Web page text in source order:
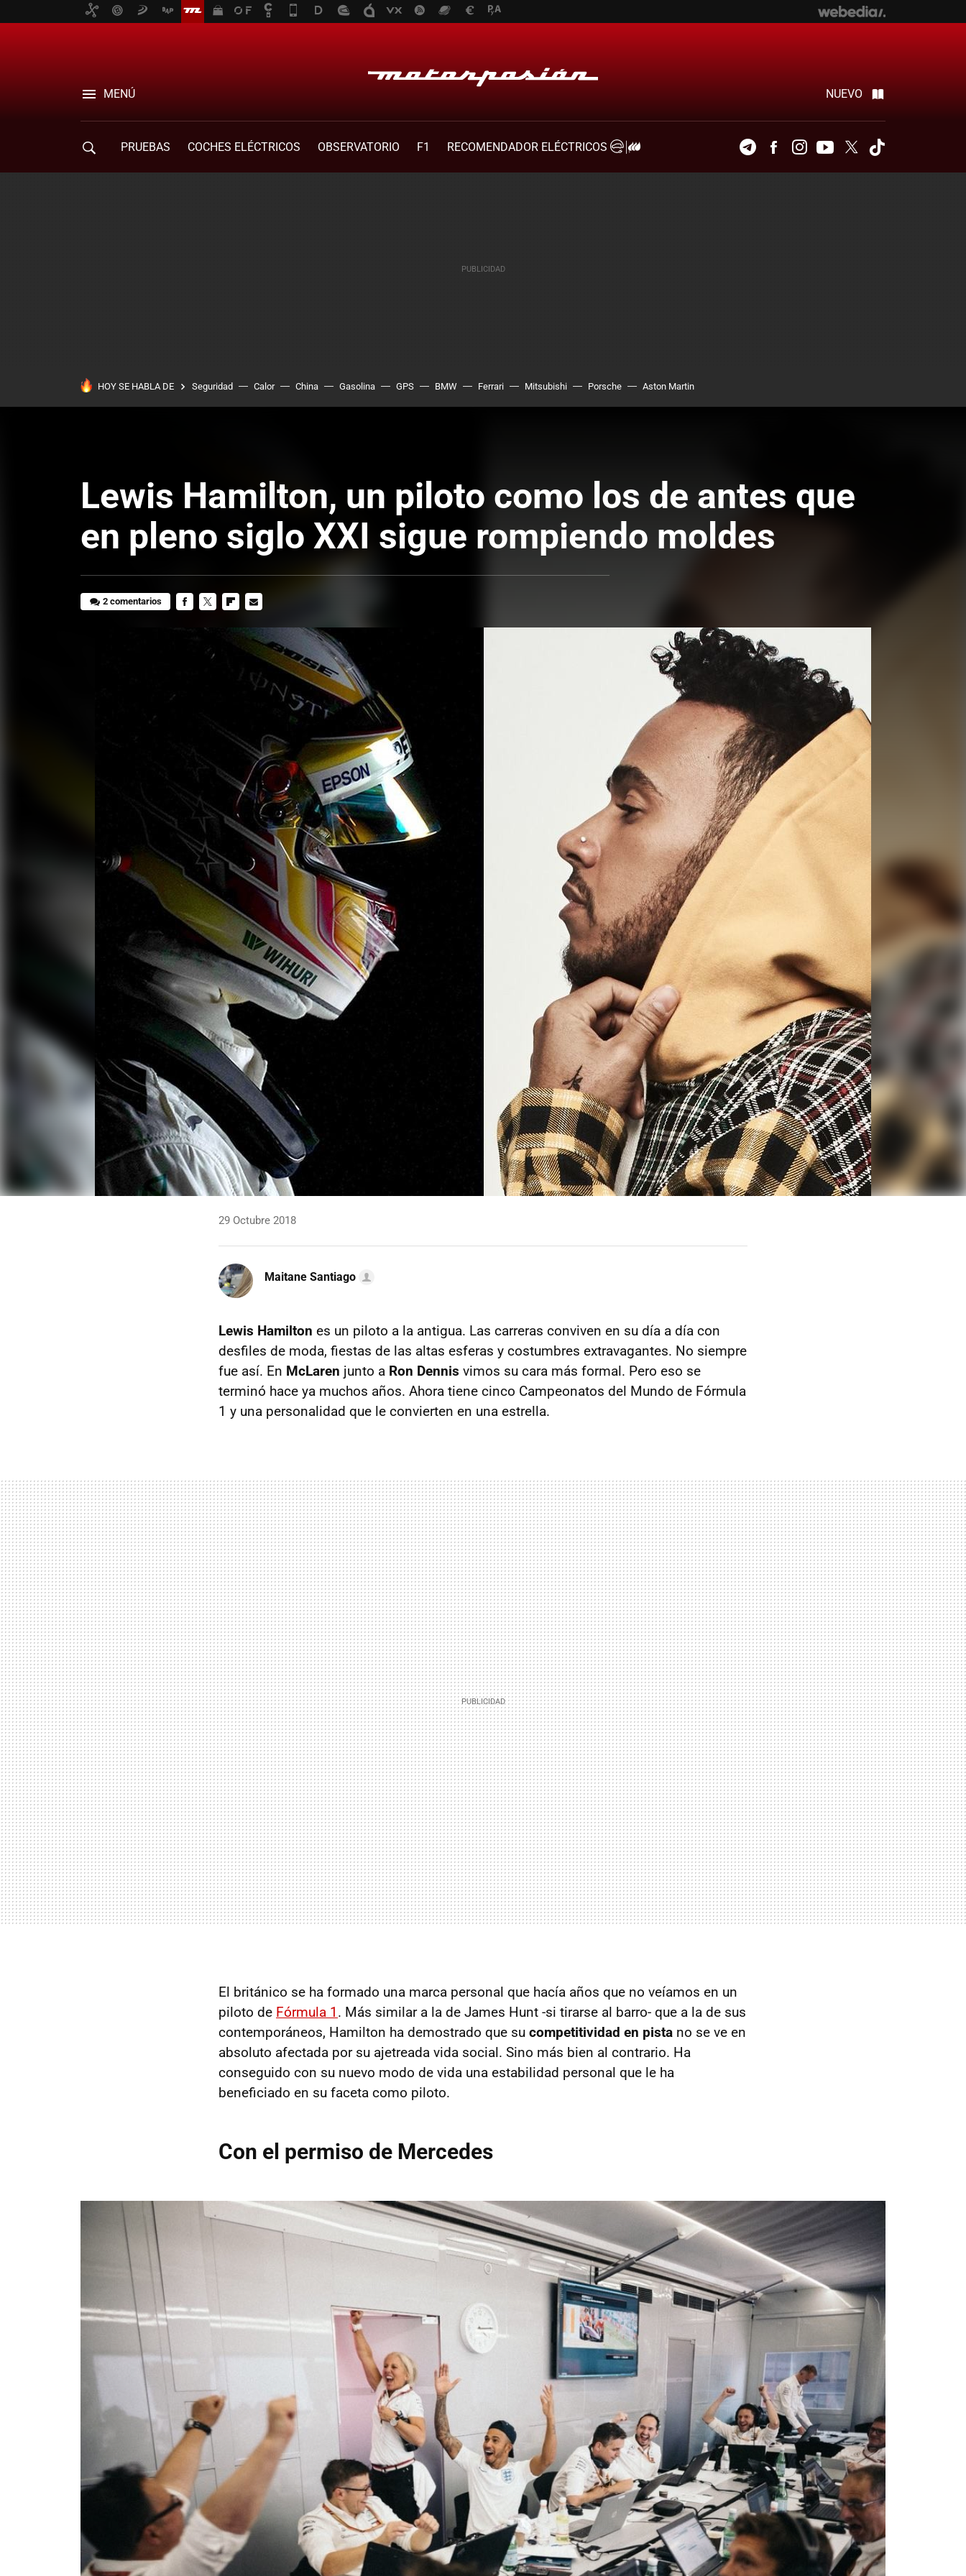
MENÚ NUEVO
PRUEBAS COCHES ELÉCTRICOS OBSERVATORIO F1
RECOMENDADOR ELÉCTRICOS
TelegramFacebookInstagramYoutubeTwitter
HOY SE HABLA DE Seguridad Calor China Gasolina GPS BMW Ferrari Mitsubishi Porsche Aston Martin
Lewis Hamilton, un piloto como los de antes que
en pleno siglo XXI sigue rompiendo moldes
2 comentarios
MAIL
29 Octubre 2018
Maitane Santiago
Lewis Hamilton es un piloto a la antigua. Las carreras conviven en su día a día con
desfiles de moda, fiestas de las altas esferas y costumbres extravagantes. No siempre
fue así. En McLaren junto a Ron Dennis vimos su cara más formal. Pero eso se
terminó hace ya muchos años. Ahora tiene cinco Campeonatos del Mundo de Fórmula
1 y una personalidad que le convierten en una estrella.
El británico se ha formado una marca personal que hacía años que no veíamos en un
piloto de Fórmula 1 . Más similar a la de James Hunt -si tirarse al barro- que a la de sus
contemporáneos, Hamilton ha demostrado que su competitividad en pista no se ve en
absoluto afectada por su ajetreada vida social. Sino más bien al contrario. Ha
conseguido con su nuevo modo de vida una estabilidad personal que le ha
beneficiado en su faceta como piloto.
Con el permiso de Mercedes